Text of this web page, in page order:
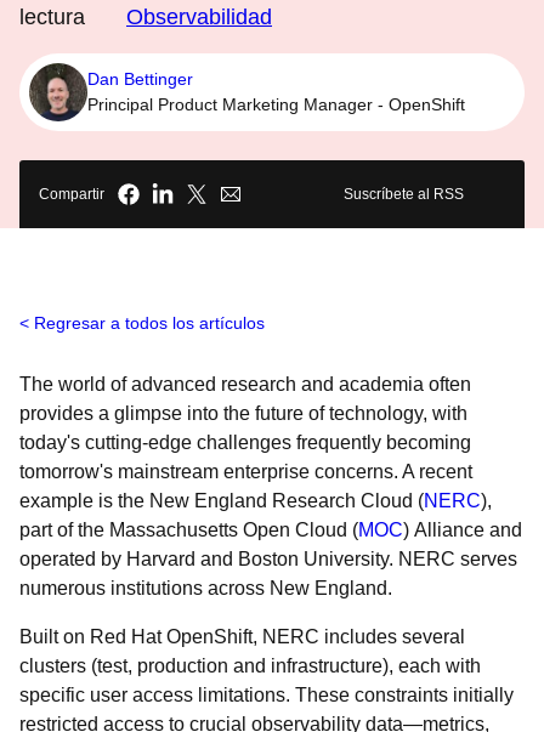
lectura
Observabilidad
Dan Bettinger
Principal Product Marketing Manager - OpenShift
Compartir Suscríbete al RSS
Regresar a todos los artículos
The world of advanced research and academia often
provides a glimpse into the future of technology, with
today's cutting-edge challenges frequently becoming
tomorrow's mainstream enterprise concerns. A recent
example is the New England Research Cloud (NERC),
part of the Massachusetts Open Cloud (MOC) Alliance and
operated by Harvard and Boston University. NERC serves
numerous institutions across New England.
Built on Red Hat OpenShift, NERC includes several
clusters (test, production and infrastructure), each with
specific user access limitations. These constraints initially
restricted access to crucial observability data—metrics,